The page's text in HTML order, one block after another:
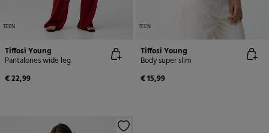
TEEN
Tiffosi Young
Pantalones wide leg
€ 22,99
TEEN
Tiffosi Young
Body super slim
€ 15,99